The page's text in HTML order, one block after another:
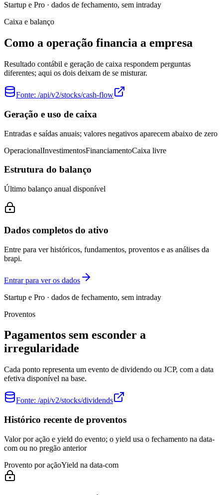
Startup e Pro · dados de fechamento, sem intraday
Caixa e balanço
Como a operação financia a empresa
Resultado contábil e geração de caixa respondem perguntas
diferentes; aqui os dois deixam de se misturar.
Fonte: /api/v2/stocks/cash-flow
Geração e uso de caixa
Entradas e saídas anuais; valores negativos aparecem abaixo de zero
OperacionalInvestimentosFinanciamentoCaixa livre
Estrutura do balanço
Último balanço anual disponível
Dados completos do ativo
Entre para ver históricos, fundamentos, proventos e as análises da
brapi.
Entrar para ver os dados
Startup e Pro · dados de fechamento, sem intraday
Proventos
Pagamentos sem esconder a
irregularidade
Cada ponto representa um evento de dividendo ou JCP, com a data
efetiva disponível na base.
Fonte: /api/v2/stocks/dividends
Histórico recente de proventos
Valor por ação e yield do evento; o yield usa o fechamento na data-
com ou no pregão anterior
Provento por açãoYield na data-com